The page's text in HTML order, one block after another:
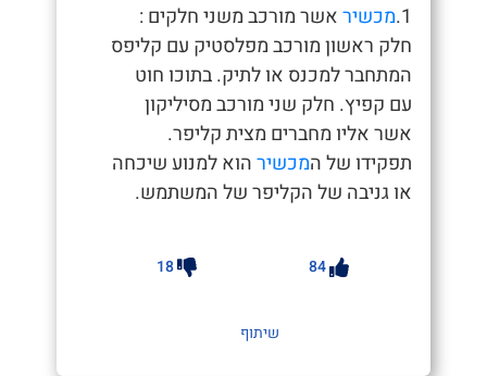
1. מכשיראשר מורכב משני חלקים :
חלק ראשון מורכב מפלסטיק עם קליפס
המתחבר למכנס או לתיק. בתוכו חוט
עם קפיץ. חלק שני מורכב מסיליקון
אשר אליו מחברים מצית קליפר.
תפקידו של המכשירהוא למנוע שיכחה
או גניבה של הקליפר של המשתמש.
84
18
שיתוף